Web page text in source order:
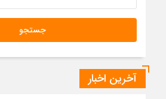
آخرین اخبار